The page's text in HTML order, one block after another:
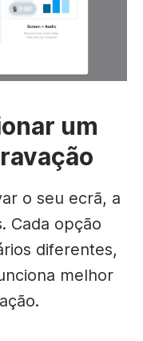
um
o seu ecrã, a
Cada opção
diferentes,
melhor